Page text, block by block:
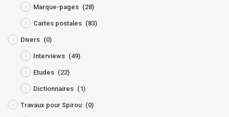
Marque-pages (28)
Cartes postales (83)
Divers (0)
Interviews (49)
Etudes (22)
Dictionnaires (1)
Travaux pour Spirou (0)